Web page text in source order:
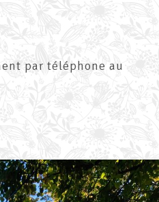
par téléphone au